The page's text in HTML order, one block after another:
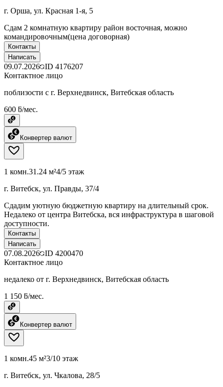
г. Орша, ул. Красная 1-я, 5
Сдам 2 комнатную квартиру район восточная, можно
командировочным(цена договорная)
Контакты
Написать
09.07.2026 ID 4176207
Контактное лицо
поблизости с г. Верхнедвинск, Витебская область
600 ƃ/мес.
Конвертер валют
1 комн.31.24 м²4/5 этаж
г. Витебск, ул. Правды, 37/4
Сдадим уютную бюджетную квартиру на длительный срок.
Недалеко от центра Витебска, вся инфраструктура в шаговой
доступности.
Контакты
Написать
07.08.2026 ID 4200470
Контактное лицо
недалеко от г. Верхнедвинск, Витебская область
1 150 ƃ/мес.
Конвертер валют
1 комн.45 м²3/10 этаж
г. Витебск, ул. Чкалова, 28/5